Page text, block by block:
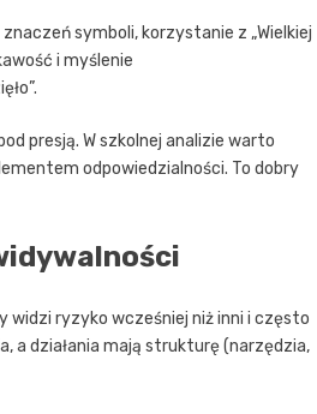
symboli, korzystanie z „Wielkiej
i myślenie
presją. W szkolnej analizie warto
odpowiedzialności. To dobry
widzi ryzyko wcześniej niż inni i często
a działania mają strukturę (narzędzia,